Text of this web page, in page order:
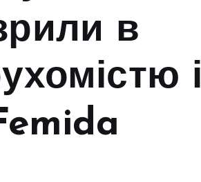
в
і